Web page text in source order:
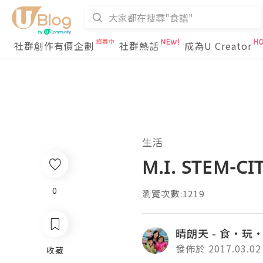
社群創作有價企劃 社群熱話 成為U Creator
生活
M.I. STEM-
瀏覽次數:1219
晴朗天 - 食·玩
發佈於 2017.03.02
0
收藏